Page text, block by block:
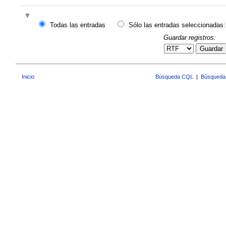
Todas las entradas
Sólo las entradas seleccionadas:
Guardar registros:
Guardar
Inicio Búsqueda CQL